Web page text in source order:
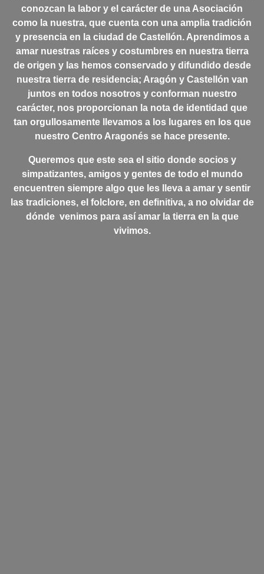
conozcan la labor y el carácter de una Asociación
como la nuestra, que cuenta con una amplia tradición
y presencia en la ciudad de Castellón. Aprendimos a
amar nuestras raíces y costumbres en nuestra tierra
de origen y las hemos conservado y difundido desde
nuestra tierra de residencia; Aragón y Castellón van
juntos en todos nosotros y conforman nuestro
carácter, nos proporcionan la nota de identidad que
tan orgullosamente llevamos a los lugares en los que
nuestro Centro Aragonés se hace presente.
Queremos que este sea el sitio donde socios y
simpatizantes, amigos y gentes de todo el mundo
encuentren siempre algo que les lleva a amar y sentir
las tradiciones, el folclore, en definitiva, a no olvidar de
dónde venimos para así amar la tierra en la que
vivimos.